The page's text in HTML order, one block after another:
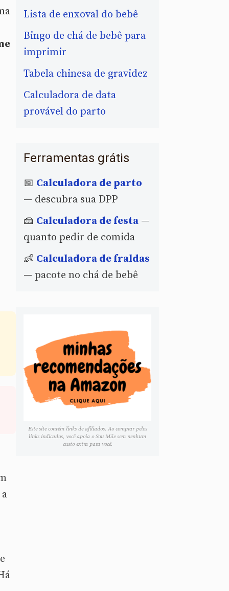
Lista de enxoval do bebê
Bingo de chá de bebê para
imprimir
Tabela chinesa de gravidez
Calculadora de data
provável do parto
Ferramentas grátis
📅 Calculadora de parto
— descubra sua DPP
🍰 Calculadora de festa —
quanto pedir de comida
👶 Calculadora de fraldas
— pacote no chá de bebê
Este site contém links de afiliados. Ao comprar pelos
links indicados, você apoia o Sou Mãe sem nenhum
custo extra para você.